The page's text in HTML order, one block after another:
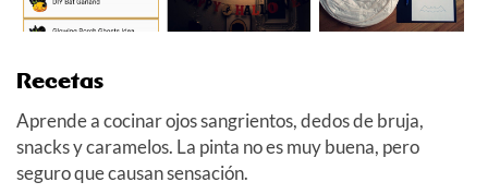
Recetas
Aprende a cocinar ojos sangrientos, dedos de bruja,
snacks y caramelos. La pinta no es muy buena, pero
seguro que causan sensación.